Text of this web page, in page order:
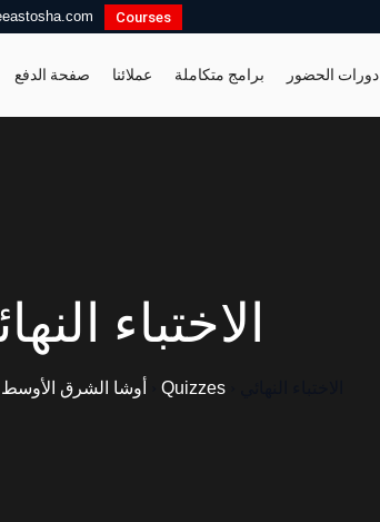
Courses
دورات الحضور برامج متكاملة عملائنا صفحة الدفع
الاختباء
أوشا الشرق Quizzes